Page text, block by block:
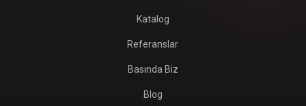
Katalog
Referanslar
Basında Biz
Blog